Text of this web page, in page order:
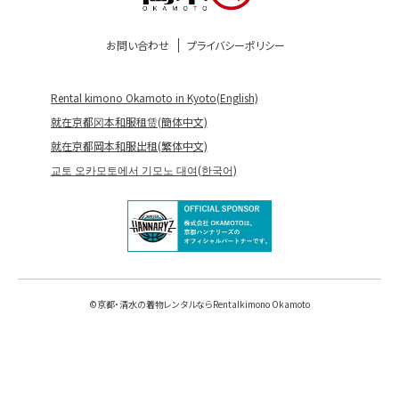
お問い合わせ プライバシーポリシー
Rental kimono Okamoto in Kyoto(English)
就在京都冈本和服租赁(簡体中文)
就在京都岡本和服出租(繁体中文)
교토 오카모토에서 기모노 대여(한국어)
©京都・清水の着物レンタルならRentalkimono Okamoto